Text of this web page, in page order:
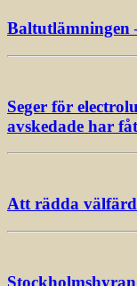
Baltutlämningen
Seger för
avskedade har
Att rädda